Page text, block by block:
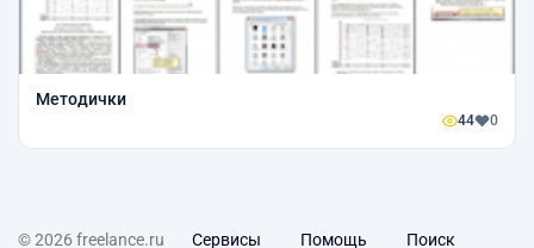
Методички
44 0
© 2026 freelance.ru Сервисы Помощь Поиск